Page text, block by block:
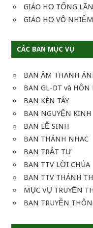
GIÁO HỌ TỔNG
GIÁO HỌ VÔ NHIỄM
CÁC BAN MỤC VỤ
BAN ÂM THANH
BAN GL-DT và HÔN
BAN KÈN TÂY
BAN NGUYỆN KINH
BAN LỄ SINH
BAN THÁNH NHAC
BAN TRẬT TỰ
BAN TTV LỜI CHÚA
BAN TTV THÁNH
MỤC VỤ TRUYỀN
BAN TRUYỀN